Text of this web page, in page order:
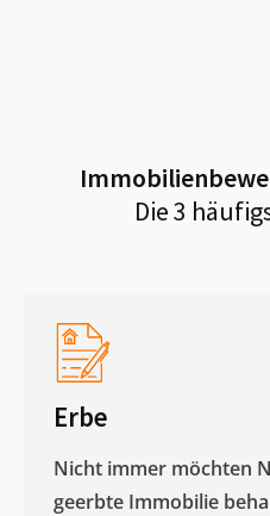
Die 3
Erbe
Nicht immer möchten
geerbte Immobilie